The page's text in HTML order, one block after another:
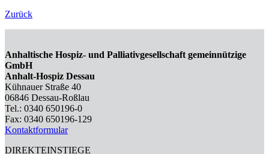
Zurück
Anhaltische Hospiz- und Palliativgesellschaft gemeinnützige
GmbH
Anhalt-Hospiz Dessau
Kühnauer Straße 40
06846 Dessau-Roßlau
Tel.: 0340 650196-0
Fax: 0340 650196-129
Kontaktformular
DIREKTEINSTIEGE